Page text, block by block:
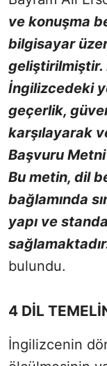
ve konuşma
bilgisayar
geliştirilmiştir.
İngilizcedeki
geçerlik,
karşılayarak
Başvuru
Bu metin, dil
bağlamında
yapı ve
bulundu.
4 DİL
İngilizcenin